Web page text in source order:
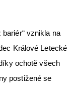
vznikla na
Králové Letecké
ochotě všech
postižené se